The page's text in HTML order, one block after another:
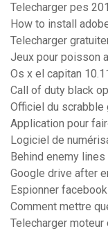
Telecharger pes
How to install
Telecharger
Jeux pour poisson
Os x el capitan
Call of duty black
Officiel du scrabble
Application pour
Logiciel de
Behind enemy
Google drive after
Espionner
Comment mettre
Telecharger